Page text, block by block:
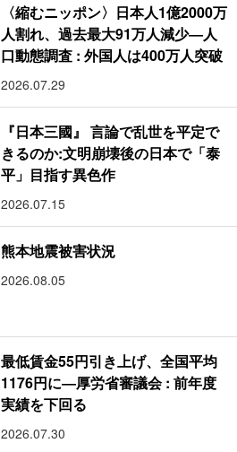
〈縮むニッポン〉日本人1億2000万
人割れ、過去最大91万人減少―人
口動態調査 : 外国人は400万人突破
2026.07.29
『日本三國』 言論で乱世を平定で
きるのか:文明崩壊後の日本で「泰
平」目指す異色作
2026.07.15
熊本地震被害状況
2026.08.05
最低賃金55円引き上げ、全国平均
1176円に―厚労省審議会 : 前年度
実績を下回る
2026.07.30